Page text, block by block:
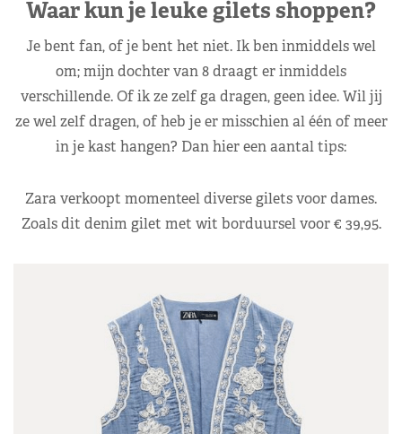
Waar kun je leuke gilets shoppen?
Je bent fan, of je bent het niet. Ik ben inmiddels wel
om; mijn dochter van 8 draagt er inmiddels
verschillende. Of ik ze zelf ga dragen, geen idee. Wil jij
ze wel zelf dragen, of heb je er misschien al één of meer
in je kast hangen? Dan hier een aantal tips:
Zara verkoopt momenteel diverse gilets voor dames.
Zoals dit denim gilet met wit borduursel voor € 39,95.